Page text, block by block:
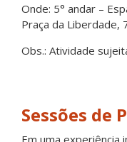
Onde: 5° andar –
Praça da Liberdade,
Obs.: Atividade
Sessões de
Em uma experiência